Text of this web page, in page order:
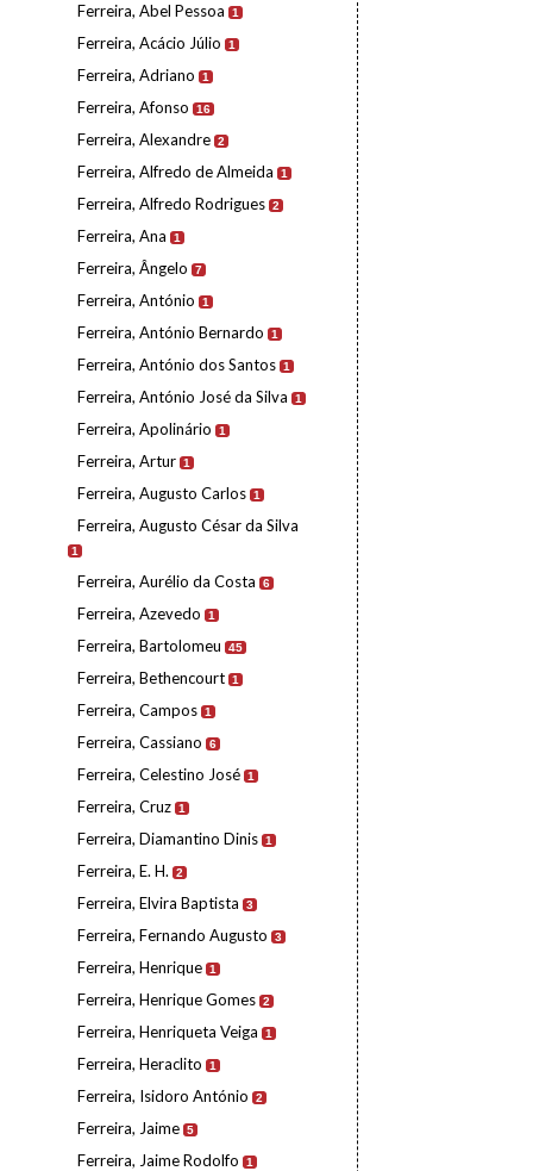
Ferreira, Abel Pessoa 1
Ferreira, Acácio Júlio 1
Ferreira, Adriano 1
Ferreira, Afonso 16
Ferreira, Alexandre 2
Ferreira, Alfredo de Almeida 1
Ferreira, Alfredo Rodrigues 2
Ferreira, Ana 1
Ferreira, Ângelo 7
Ferreira, António 1
Ferreira, António Bernardo 1
Ferreira, António dos Santos 1
Ferreira, António José da Silva 1
Ferreira, Apolinário 1
Ferreira, Artur 1
Ferreira, Augusto Carlos 1
Ferreira, Augusto César da Silva
1
Ferreira, Aurélio da Costa 6
Ferreira, Azevedo 1
Ferreira, Bartolomeu 45
Ferreira, Bethencourt 1
Ferreira, Campos 1
Ferreira, Cassiano 6
Ferreira, Celestino José 1
Ferreira, Cruz 1
Ferreira, Diamantino Dinis 1
Ferreira, E. H. 2
Ferreira, Elvira Baptista 3
Ferreira, Fernando Augusto 3
Ferreira, Henrique 1
Ferreira, Henrique Gomes 2
Ferreira, Henriqueta Veiga 1
Ferreira, Heraclito 1
Ferreira, Isidoro António 2
Ferreira, Jaime 5
Ferreira, Jaime Rodolfo 1